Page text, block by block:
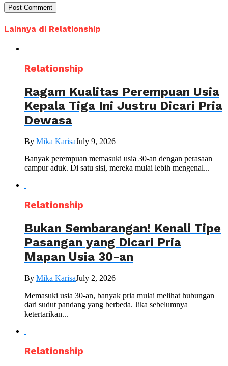
Lainnya di Relationship
Relationship
Ragam Kualitas Perempuan Usia
Kepala Tiga Ini Justru Dicari Pria
Dewasa
By Mika KarisaJuly 9, 2026
Banyak perempuan memasuki usia 30-an dengan perasaan
campur aduk. Di satu sisi, mereka mulai lebih mengenal...
Relationship
Bukan Sembarangan! Kenali Tipe
Pasangan yang Dicari Pria
Mapan Usia 30-an
By Mika KarisaJuly 2, 2026
Memasuki usia 30-an, banyak pria mulai melihat hubungan
dari sudut pandang yang berbeda. Jika sebelumnya
ketertarikan...
Relationship